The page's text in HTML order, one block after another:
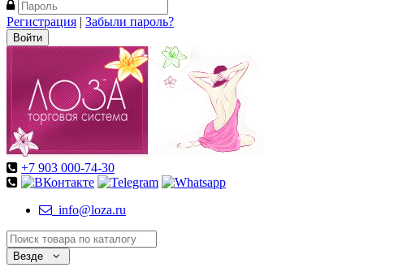
Регистрация | Забыли пароль?
+7 903 000-74-30
info@loza.ru
Везде